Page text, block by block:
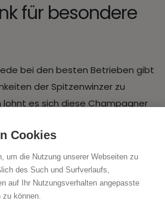
für besondere
bei den besten Betrieben gibt
der Spitzenwinzer zu
lohnt es sich diese Champagner
der Boden- und Laubarbeit
im Weinberg
Cookies
um die Nutzung unserer Webseiten zu
des Such und Surfverlaufs,
auf Ihr Nutzungsverhalten angepasste
zu können.